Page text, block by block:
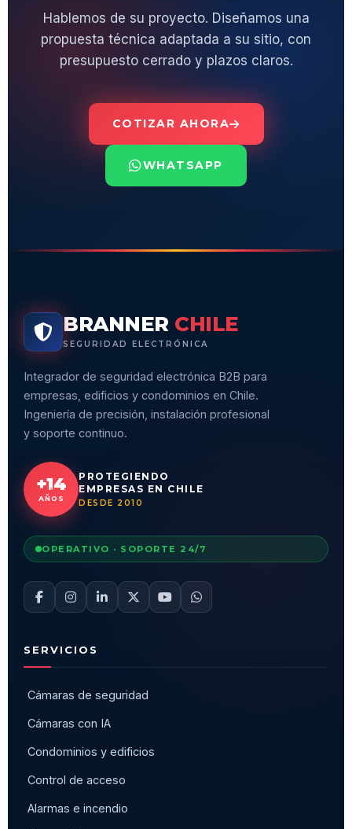
Hablemos de su proyecto. Diseñamos una
propuesta técnica adaptada a su sitio, con
presupuesto cerrado y plazos claros.
COTIZAR AHORA
WHATSAPP
BRANNER CHILE
SEGURIDAD ELECTRÓNICA
Integrador de seguridad electrónica B2B para
empresas, edificios y condominios en Chile.
Ingeniería de precisión, instalación profesional
y soporte continuo.
+14
AÑOS
PROTEGIENDO
EMPRESAS EN CHILE
DESDE 2010
OPERATIVO · SOPORTE 24/7
SERVICIOS
Cámaras de seguridad
Cámaras con IA
Condominios y edificios
Control de acceso
Alarmas e incendio